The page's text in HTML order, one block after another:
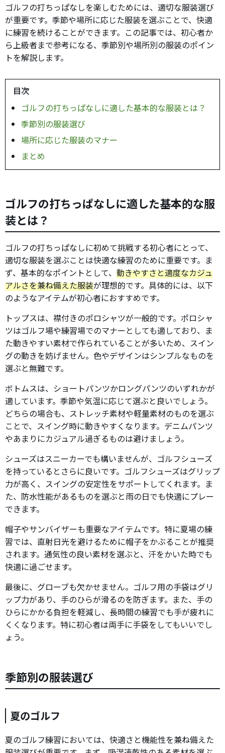
ゴルフの打ちっぱなしを楽しむためには、適切な服装選び
が重要です。季節や場所に応じた服装を選ぶことで、快適
に練習を続けることができます。この記事では、初心者か
ら上級者まで参考になる、季節別や場所別の服装のポイン
トを解説します。
目次
ゴルフの打ちっぱなしに適した基本的な服装とは？
季節別の服装選び
場所に応じた服装のマナー
まとめ
ゴルフの打ちっぱなしに適した基本的な服
装とは？
ゴルフの打ちっぱなしに初めて挑戦する初心者にとって、
適切な服装を選ぶことは快適な練習のために重要です。ま
ず、基本的なポイントとして、 動きやすさと適度なカジュ
アルさを兼ね備えた服装が理想的です。具体的には、以下
のようなアイテムが初心者におすすめです。
トップスは、襟付きのポロシャツが一般的です。ポロシャ
ツはゴルフ場や練習場でのマナーとしても適しており、ま
た動きやすい素材で作られていることが多いため、スイン
グの動きを妨げません。色やデザインはシンプルなものを
選ぶと無難です。
ボトムスは、ショートパンツかロングパンツのいずれかが
適しています。季節や気温に応じて選ぶと良いでしょう。
どちらの場合も、ストレッチ素材や軽量素材のものを選ぶ
ことで、スイング時に動きやすくなります。デニムパンツ
やあまりにカジュアル過ぎるものは避けましょう。
シューズはスニーカーでも構いませんが、ゴルフシューズ
を持っているとさらに良いです。ゴルフシューズはグリップ
力が高く、スイングの安定性をサポートしてくれます。ま
た、防水性能があるものを選ぶと雨の日でも快適にプレー
できます。
帽子やサンバイザーも重要なアイテムです。特に夏場の練
習では、直射日光を避けるために帽子をかぶることが推奨
されます。通気性の良い素材を選ぶと、汗をかいた時でも
快適に過ごせます。
最後に、グローブも欠かせません。ゴルフ用の手袋はグリ
ップ力があり、手のひらが滑るのを防ぎます。また、手の
ひらにかかる負担を軽減し、長時間の練習でも手が疲れに
くくなります。特に初心者は両手に手袋をしてもいいでし
ょう。
季節別の服装選び
夏のゴルフ
夏のゴルフ練習においては、快適さと機能性を兼ね備えた